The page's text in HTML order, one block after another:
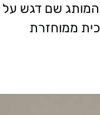
המותג שם דגש על
ממוחזרת